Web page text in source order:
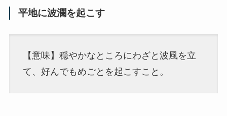
平地に波瀾を起こす
【意味】穏やかなところにわざと波風を立
て、好んでもめごとを起こすこと。